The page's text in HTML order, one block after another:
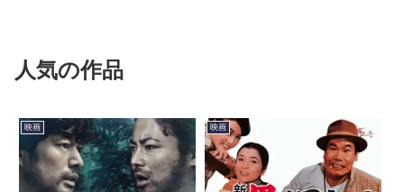
人気の作品
映画 映画